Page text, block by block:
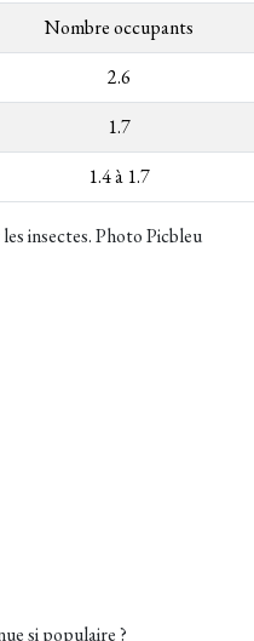
Nombre occupants
2.6
1.7
1.4 à 1.7
insectes. Photo Picbleu
si populaire ?